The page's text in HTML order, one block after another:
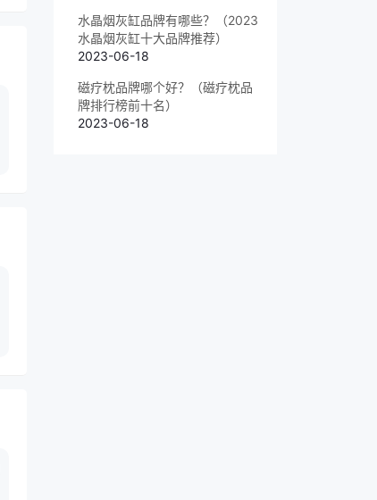
水晶烟灰缸品牌有哪些？（2023
水晶烟灰缸十大品牌推荐）
2023-06-18
磁疗枕品牌哪个好？（磁疗枕品
牌排行榜前十名）
2023-06-18